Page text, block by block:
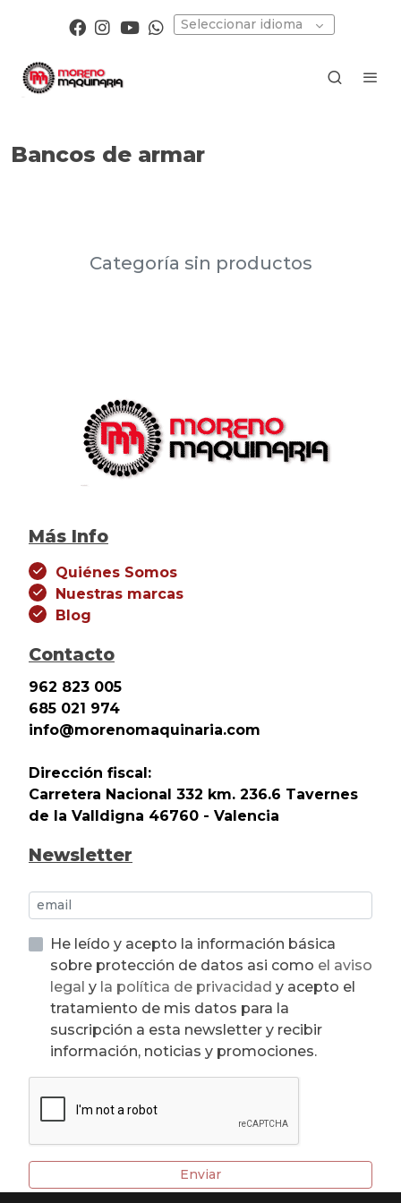
Seleccionar idioma
Bancos de armar
Categoría sin productos
Más Info
Quiénes Somos
Nuestras marcas
Blog
Contacto
962 823 005
685 021 974
info@morenomaquinaria.com
Dirección fiscal:
Carretera Nacional 332 km. 236.6 Tavernes
de la Valldigna 46760 - Valencia
Newsletter
He leído y acepto la información básica
sobre protección de datos asi como el aviso
legal y la política de privacidad y acepto el
tratamiento de mis datos para la
suscripción a esta newsletter y recibir
información, noticias y promociones.
Enviar